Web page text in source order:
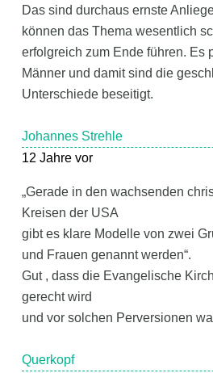
Das sind durchaus ernste
können das Thema wesentlich
erfolgreich zum Ende führen. Es
Männer und damit sind die
Unterschiede beseitigt.
Johannes Strehle
12 Jahre vor
„Gerade in den wachsenden
Kreisen der USA
gibt es klare Modelle von zwei
und Frauen genannt werden“.
Gut , dass die Evangelische
gerecht wird
und vor solchen Perversionen
Querkopf